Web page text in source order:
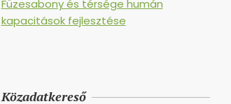
Füzesabony és térsége humán
kapacitások fejlesztése
Közadatkereső